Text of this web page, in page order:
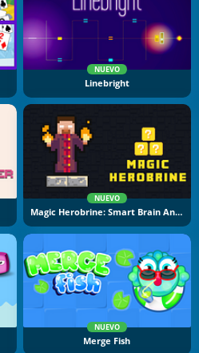
NUEVO
Linebright
NUEVO
Magic Herobrine: Smart Brain And Puzzle Quest
NUEVO
Merge Fish